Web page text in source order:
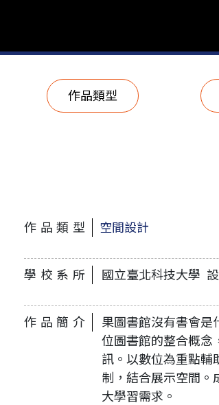
作品類型
作品類型 空間設計
學校系所 國立臺北科技大學
作品簡介
果圖書館沒有書會是
位圖書館的整合概念
訊。以數位為重點輔
制，結合展示空間。
大學習需求。